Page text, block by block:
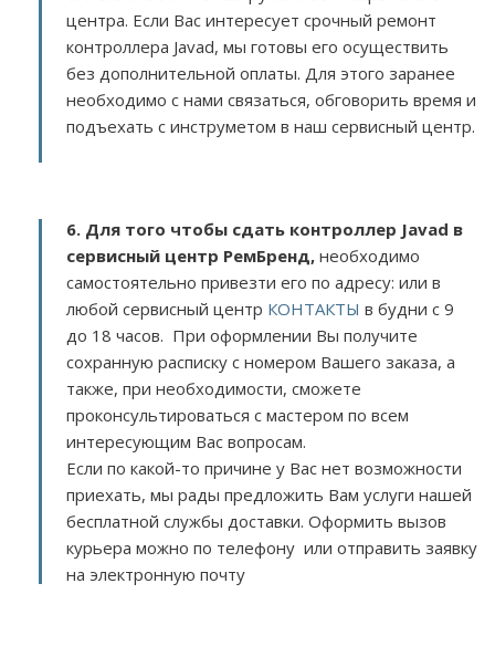
центра. Если Вас интересует срочный ремонт
контроллера Javad, мы готовы его осуществить
без дополнительной оплаты. Для этого заранее
необходимо с нами связаться, обговорить время и
подъехать с инструметом в наш сервисный центр.
6. Для того чтобы сдать контроллер Javad в
сервисный центр РемБренд, необходимо
самостоятельно привезти его по адресу: или в
любой сервисный центр КОНТАКТЫ в будни с 9
до 18 часов. При оформлении Вы получите
сохранную расписку с номером Вашего заказа, а
также, при необходимости, сможете
проконсультироваться с мастером по всем
интересующим Вас вопросам.
Если по какой-то причине у Вас нет возможности
приехать, мы рады предложить Вам услуги нашей
бесплатной службы доставки. Оформить вызов
курьера можно по телефону или отправить заявку
на электронную почту